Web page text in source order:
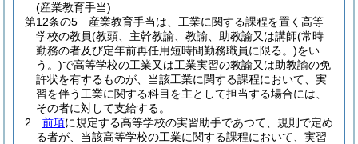
(産業教育手当)
第12条の5
産業教育手当は、工業に関する課程を置く高等
学校の教員(教頭、主幹教諭、教諭、助教諭又は講師(常時
勤務の者及び定年前再任用短時間勤務職員に限る。)をい
う。)で高等学校の工業又は工業実習の教諭又は助教諭の免
許状を有するものが、当該工業に関する課程において、実
習を伴う工業に関する科目を主として担当する場合には、
その者に対して支給する。
2
前項に規定する高等学校の実習助手であつて、規則で定め
る者が、当該高等学校の工業に関する課程において、実習